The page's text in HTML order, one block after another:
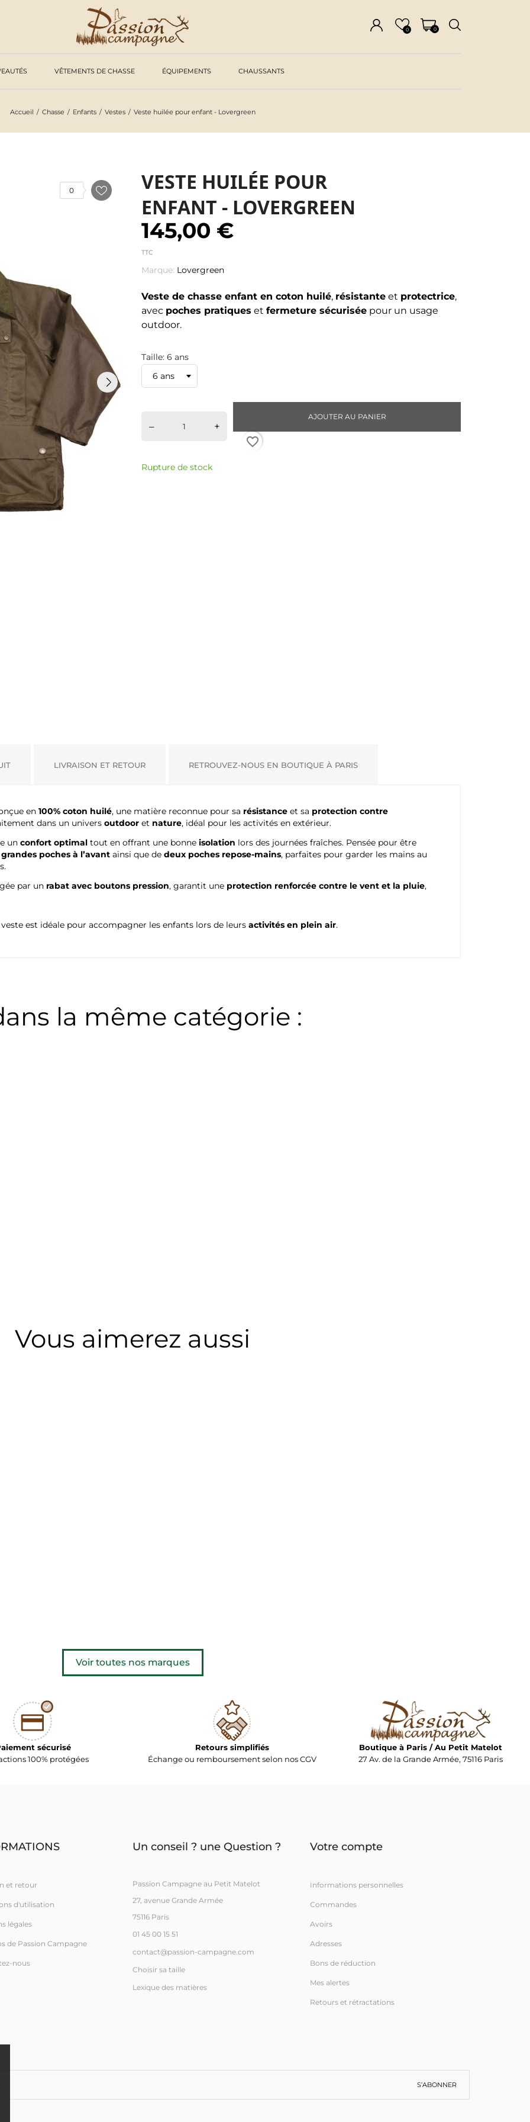
0 0
VÊTEMENTS DE CHASSE ÉQUIPEMENTS CHAUSSANTS
Accueil Chasse Enfants Vestes Veste huilée pour enfant - Lovergreen
0
VESTE HUILÉE POUR
ENFANT - LOVERGREEN
145,00 €
TTC
Marque: Lovergreen
Veste de chasse enfant en coton huilé, résistante et protectrice,
avec poches pratiques et fermeture sécurisée pour un usage
outdoor.
Taille: 6 ans
– +
AJOUTER AU PANIER
favorite_border
Rupture de stock
LIVRAISON ET RETOUR RETROUVEZ-NOUS EN BOUTIQUE À PARIS
en 100% coton huilé, une matière reconnue pour sa résistance et sa protection contre
dans un univers outdoor et nature, idéal pour les activités en extérieur.
un confort optimal tout en offrant une bonne isolation lors des journées fraîches. Pensée pour être
poches à l’avant ainsi que de deux poches repose-mains, parfaites pour garder les mains au
par un rabat avec boutons pression, garantit une protection renforcée contre le vent et la pluie,
est idéale pour accompagner les enfants lors de leurs activités en plein air.
la même catégorie :
Vous aimerez aussi
Voir toutes nos marques
sécurisé
100% protégées
Retours simplifiés
Échange ou remboursement selon nos CGV
Boutique à Paris / Au Petit Matelot
27 Av. de la Grande Armée, 75116 Paris
et retour
d'utilisation
légales
de Passion Campagne
nous
Un conseil ? une Question ?
Passion Campagne au Petit Matelot
27, avenue Grande Armée
75116 Paris
01 45 00 15 51
contact@passion-campagne.com
Choisir sa taille
Lexique des matières
Votre compte
Informations personnelles
Commandes
Avoirs
Adresses
Bons de réduction
Mes alertes
Retours et rétractations
S’ABONNER